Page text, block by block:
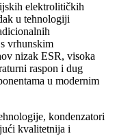
elektrolitičkih
u tehnologiji
vrhunskim
nizak ESR, visoka
raspon i dug
u modernim
kondenzatori
kvalitetnija i